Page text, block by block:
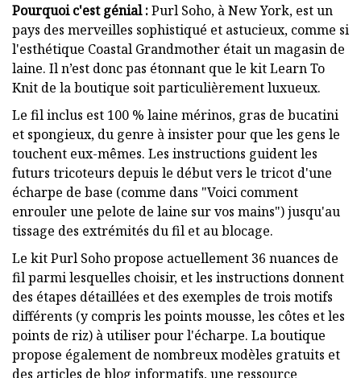
Pourquoi c'est génial :Purl Soho, à New York, est un
pays des merveilles sophistiqué et astucieux, comme si
l'esthétique Coastal Grandmother était un magasin de
laine. Il n’est donc pas étonnant que le kit Learn To
Knit de la boutique soit particulièrement luxueux.
Le fil inclus est 100 % laine mérinos, gras de bucatini
et spongieux, du genre à insister pour que les gens le
touchent eux-mêmes. Les instructions guident les
futurs tricoteurs depuis le début vers le tricot d'une
écharpe de base (comme dans "Voici comment
enrouler une pelote de laine sur vos mains") jusqu'au
tissage des extrémités du fil et au blocage.
Le kit Purl Soho propose actuellement 36 nuances de
fil parmi lesquelles choisir, et les instructions donnent
des étapes détaillées et des exemples de trois motifs
différents (y compris les points mousse, les côtes et les
points de riz) à utiliser pour l'écharpe. La boutique
propose également de nombreux modèles gratuits et
des articles de blog informatifs, une ressource